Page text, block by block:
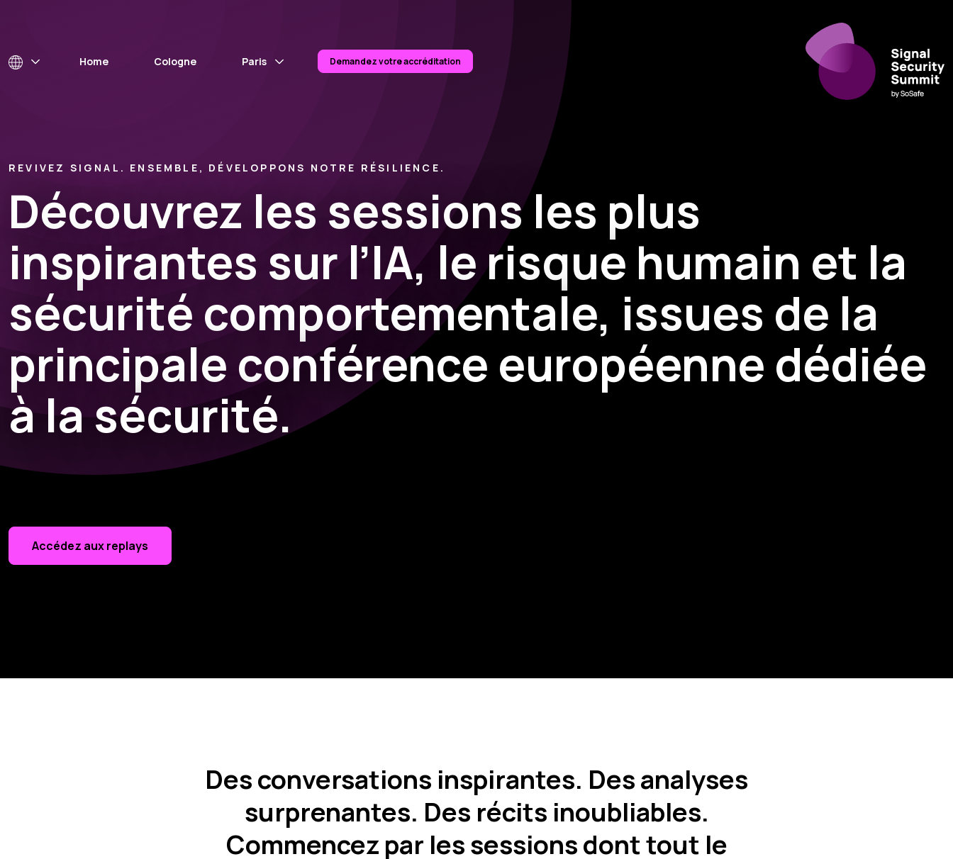
Home Cologne Paris Demandez votre accréditation
REVIVEZ SIGNAL. ENSEMBLE, DÉVELOPPONS NOTRE RÉSILIENCE.
Découvrez les sessions les plus
inspirantes sur l’IA, le risque humain et la
sécurité comportementale, issues de la
principale conférence européenne dédiée
à la sécurité.
Accédez aux replays
Des conversations inspirantes. Des analyses
surprenantes. Des récits inoubliables.
Commencez par les sessions dont tout le